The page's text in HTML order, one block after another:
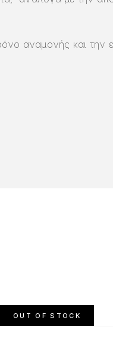
αναμονής και την
OUT OF STOCK